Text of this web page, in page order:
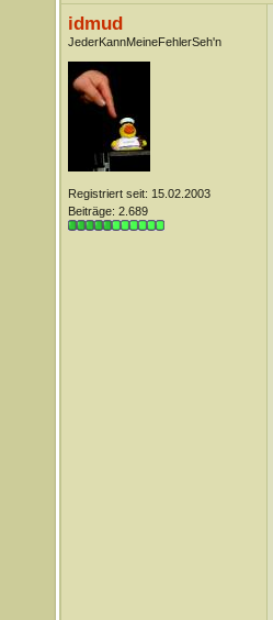
idmud
JederKannMeineFehlerSeh'n
Registriert seit: 15.02.2003
Beiträge: 2.689